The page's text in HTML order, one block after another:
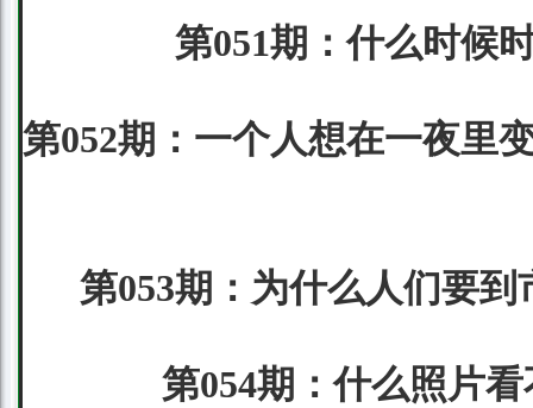
第051期：什么时候
第052期：一个人想在一夜里
第053期：为什么人们要
第054期：什么照片